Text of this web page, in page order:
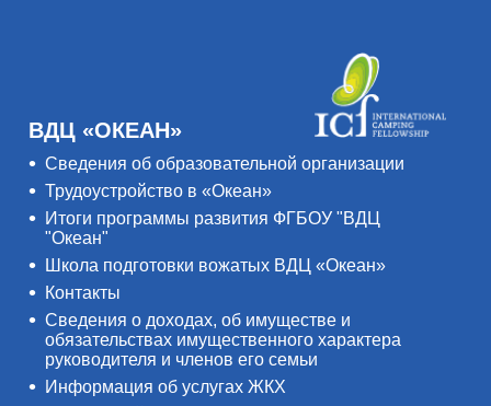
ВДЦ «ОКЕАН»
Сведения об образовательной организации
Трудоустройство в «Океан»
Итоги программы развития ФГБОУ "ВДЦ
"Океан"
Школа подготовки вожатых ВДЦ «Океан»
Контакты
Сведения о доходах, об имуществе и
обязательствах имущественного характера
руководителя и членов его семьи
Информация об услугах ЖКХ